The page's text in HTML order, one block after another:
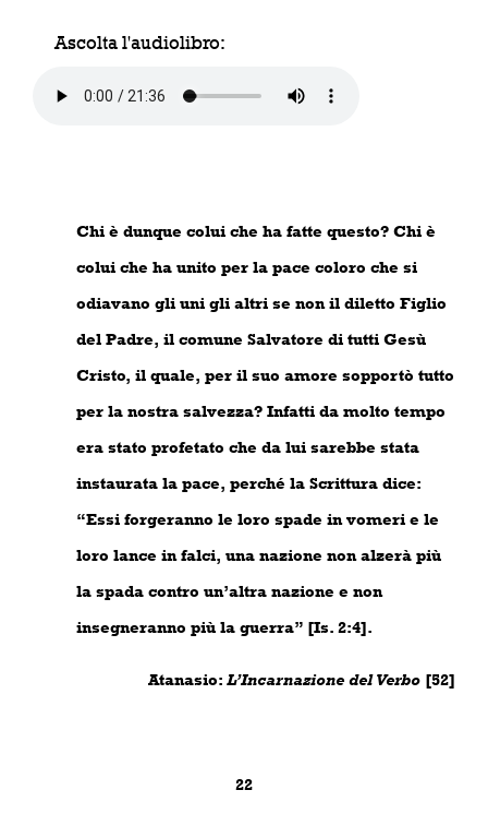
Ascolta l'audiolibro:
Chi è dunque colui che ha fatte questo? Chi è
colui che ha unito per la pace coloro che si
odiavano gli uni gli altri se non il diletto Figlio
del Padre, il comune Salvatore di tutti Gesù
Cristo, il quale, per il suo amore sopportò tutto
per la nostra salvezza? Infatti da molto tempo
era stato profetato che da lui sarebbe stata
instaurata la pace, perché la Scrittura dice:
“Essi forgeranno le loro spade in vomeri e le
loro lance in falci, una nazione non alzerà più
la spada contro un’altra nazione e non
insegneranno più la guerra” [Is. 2:4].
Atanasio: L’Incarnazione del Verbo [52]
22